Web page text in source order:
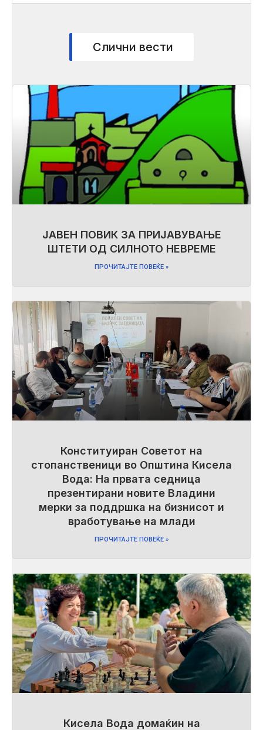
Слични вести
ЈАВЕН ПОВИК ЗА ПРИЈАВУВАЊЕ
ШТЕТИ ОД СИЛНОТО НЕВРЕМЕ
ПРОЧИТАЈТЕ ПОВЕЌЕ »
Конституиран Советот на
стопанственици во Општина Кисела
Вода: На првата седница
презентирани новите Владини
мерки за поддршка на бизнисот и
вработување на млади
ПРОЧИТАЈТЕ ПОВЕЌЕ »
Кисела Вода домаќин на